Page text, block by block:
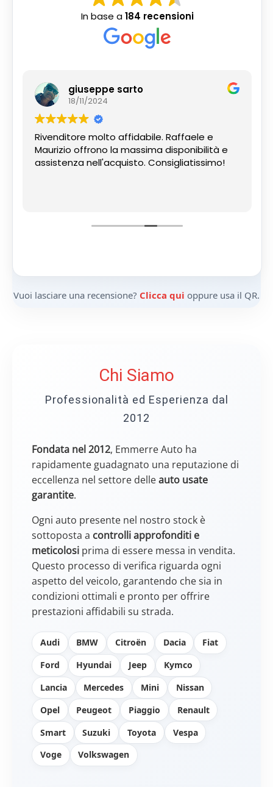
In base a184 recensioni
giuseppe sarto
18/11/2024
Rivenditore molto affidabile. Raffaele e
Maurizio offrono la massima disponibilità e
assistenza nell'acquisto. Consigliatissimo!
Vuoi lasciare una recensione? Clicca qui oppure usa il QR.
Chi Siamo
Professionalità ed Esperienza dal
2012
Fondata nel 2012, Emmerre Auto ha
rapidamente guadagnato una reputazione di
eccellenza nel settore delleauto usate
garantite.
Ogni auto presente nel nostro stock è
sottoposta a controlli approfonditi e
meticolosi prima di essere messa in vendita.
Questo processo di verifica riguarda ogni
aspetto del veicolo, garantendo che sia in
condizioni ottimali e pronto per offrire
prestazioni affidabili su strada.
Audi BMW Citroën Dacia
Fiat
Ford
Hyundai Jeep
Kymco
Lancia
Mercedes Mini
Nissan
Opel
Peugeot Piaggio
Renault
Smart
Suzuki Toyota
Vespa
Voge
Volkswagen